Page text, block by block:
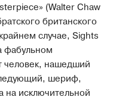
(Walter Chaw
британского
случае, Sights
фабульном
человек, нашедший
шериф,
на исключительной